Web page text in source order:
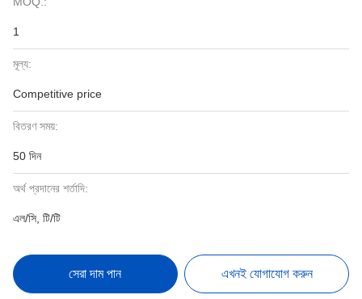
1
মূল্য:
Competitive price
বিতরণ সময়:
50 দিন
অর্থ প্রদানের শর্তাদি:
এল/সি, টি/টি
সেরা দাম পান এখনই যোগাযোগ করুন